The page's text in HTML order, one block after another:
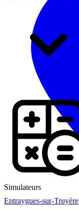
Simulateurs
Entraygues-sur-Truyère